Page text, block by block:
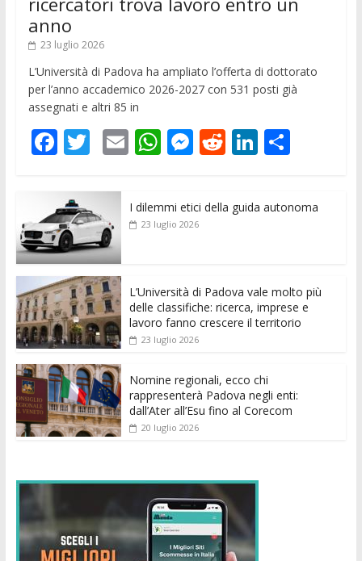
anno
23 luglio 2026
L’Università di Padova ha ampliato l’offerta di dottorato
per l’anno accademico 2026-2027 con 531 posti già
assegnati e altri 85 in
F
e
b
o
o
k
T
itt
er
E
ai
l
W
s
p
M
ss
e
er
R
di
Li
e
C
di
I dilemmi etici della guida autonoma
23 luglio 2026
L’Università di Padova vale molto più
delle classifiche: ricerca, imprese e
lavoro fanno crescere il territorio
23 luglio 2026
Nomine regionali, ecco chi
rappresenterà Padova negli enti:
dall’Ater all’Esu fino al Corecom
20 luglio 2026